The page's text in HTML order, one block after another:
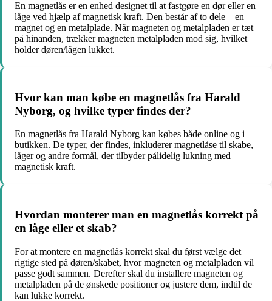
En magnetlås er en enhed designet til at fastgøre en dør eller en
låge ved hjælp af magnetisk kraft. Den består af to dele – en
magnet og en metalplade. Når magneten og metalpladen er tæt
på hinanden, trækker magneten metalpladen mod sig, hvilket
holder døren/lågen lukket.
Hvor kan man købe en magnetlås fra Harald
Nyborg, og hvilke typer findes der?
En magnetlås fra Harald Nyborg kan købes både online og i
butikken. De typer, der findes, inkluderer magnetlåse til skabe,
låger og andre formål, der tilbyder pålidelig lukning med
magnetisk kraft.
Hvordan monterer man en magnetlås korrekt på
en låge eller et skab?
For at montere en magnetlås korrekt skal du først vælge det
rigtige sted på døren/skabet, hvor magneten og metalpladen vil
passe godt sammen. Derefter skal du installere magneten og
metalpladen på de ønskede positioner og justere dem, indtil de
kan lukke korrekt.